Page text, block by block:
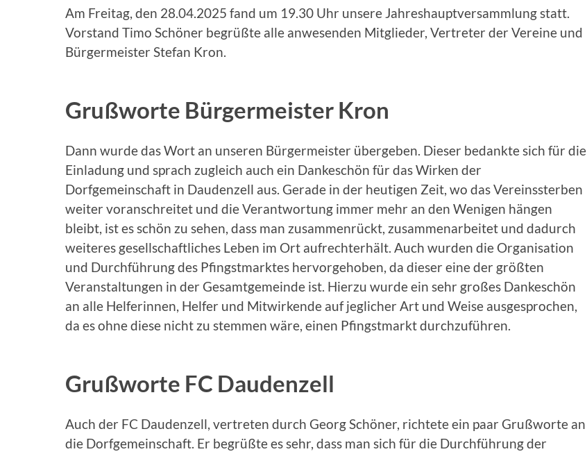
Am Freitag, den 28.04.2025 fand um 19.30 Uhr unsere Jahreshauptversammlung statt.
Vorstand Timo Schöner begrüßte alle anwesenden Mitglieder, Vertreter der Vereine und
Bürgermeister Stefan Kron.
Grußworte Bürgermeister Kron
Dann wurde das Wort an unseren Bürgermeister übergeben. Dieser bedankte sich für die
Einladung und sprach zugleich auch ein Dankeschön für das Wirken der
Dorfgemeinschaft in Daudenzell aus. Gerade in der heutigen Zeit, wo das Vereinssterben
weiter voranschreitet und die Verantwortung immer mehr an den Wenigen hängen
bleibt, ist es schön zu sehen, dass man zusammenrückt, zusammenarbeitet und dadurch
weiteres gesellschaftliches Leben im Ort aufrechterhält. Auch wurden die Organisation
und Durchführung des Pfingstmarktes hervorgehoben, da dieser eine der größten
Veranstaltungen in der Gesamtgemeinde ist. Hierzu wurde ein sehr großes Dankeschön
an alle Helferinnen, Helfer und Mitwirkende auf jeglicher Art und Weise ausgesprochen,
da es ohne diese nicht zu stemmen wäre, einen Pfingstmarkt durchzuführen.
Grußworte FC Daudenzell
Auch der FC Daudenzell, vertreten durch Georg Schöner, richtete ein paar Grußworte an
die Dorfgemeinschaft. Er begrüßte es sehr, dass man sich für die Durchführung der